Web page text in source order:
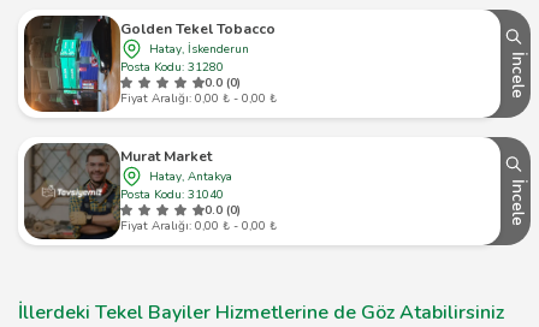
Golden Tekel Tobacco
Hatay, İskenderun
Posta Kodu: 31280
0.0 (0)
Fiyat Aralığı: 0,00 ₺ - 0,00 ₺
İncele
Murat Market
Hatay, Antakya
Posta Kodu: 31040
0.0 (0)
Fiyat Aralığı: 0,00 ₺ - 0,00 ₺
İncele
İllerdeki Tekel Bayiler Hizmetlerine de Göz Atabilirsiniz